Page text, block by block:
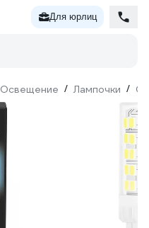
Для юрлиц
Освещение / Лампочки /